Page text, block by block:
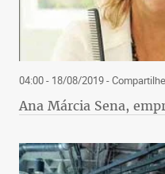
04:00 - 18/08/2019- Compartilhe
Ana Márcia Sena,